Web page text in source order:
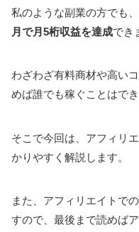
私のような副業の方でも
月で月5桁収益を達成でき
わざわざ有料商材や高い
めば誰でも稼ぐことはでき
そこで今回は、アフィリ
かりやすく解説します。
また、アフィリエイトで
すので、最後まで読めば